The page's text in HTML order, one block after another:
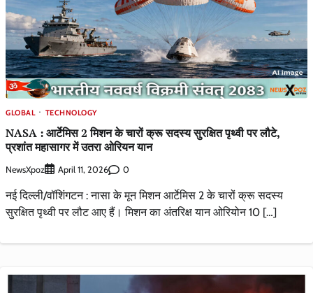
GLOBAL TECHNOLOGY
NASA : आर्टेमिस 2 मिशन के चारों क्रू सदस्य सुरक्षित पृथ्वी पर लौटे,
प्रशांत महासागर में उतरा ओरियन यान
NewsXpoz April 11, 2026 0
नई दिल्ली/वॉशिंगटन : नासा के मून मिशन आर्टेमिस 2 के चारों क्रू सदस्य
सुरक्षित पृथ्वी पर लौट आए हैं। मिशन का अंतरिक्ष यान ओरियोन 10 […]